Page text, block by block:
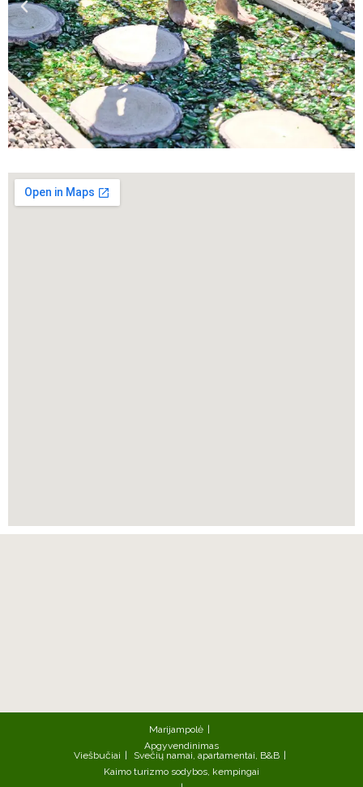
Marijampolė
Apgyvendinimas
Viešbučiai
Svečių namai, apartamentai, B&B
Kaimo turizmo sodybos, kempingai